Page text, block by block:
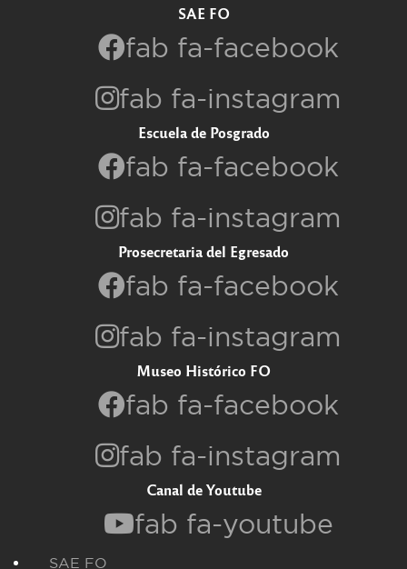
SAE FO
fab fa-facebook
fab fa-instagram
Escuela de Posgrado
fab fa-facebook
fab fa-instagram
Prosecretaria del Egresado
fab fa-facebook
fab fa-instagram
Museo Histórico FO
fab fa-facebook
fab fa-instagram
Canal de Youtube
fab fa-youtube
SAE FO